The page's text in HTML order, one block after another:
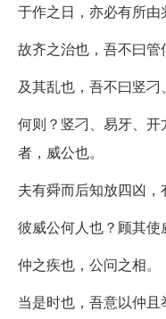
于作之日，亦必有所由
故齐之治也，吾不曰管
及其乱也，吾不曰竖刁
何则？竖刁、易牙、
者，威公也。
夫有舜而后知放四凶，
彼威公何人也？顾其使
仲之疾也，公问之相。
当是时也，吾意以仲且